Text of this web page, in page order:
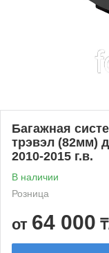
Багажная
трэвэл (82мм)
2010-2015 г.в.
В наличии
Розница
от 64 000